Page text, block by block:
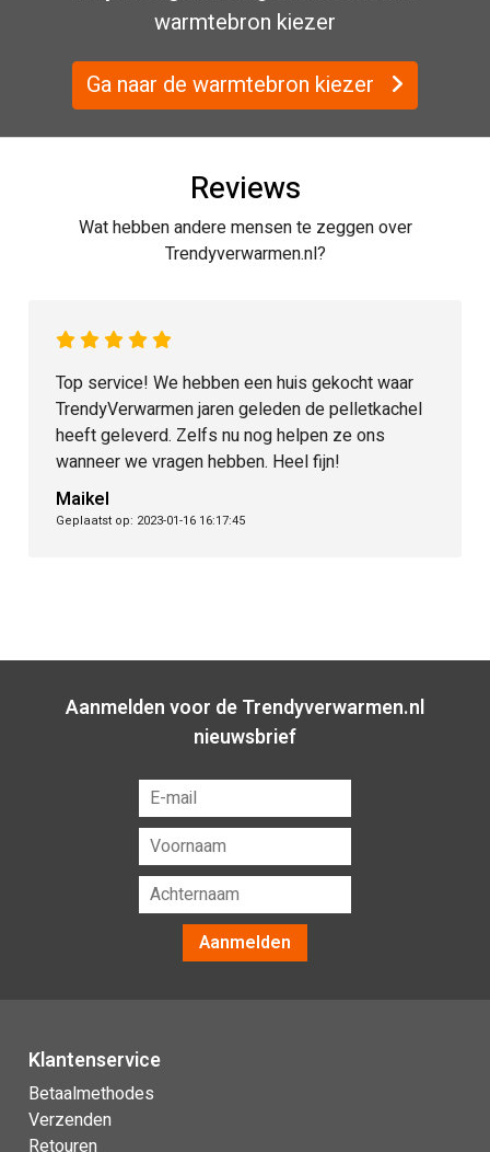
warmtebron kiezer
Ga naar de warmtebron kiezer
Reviews
Wat hebben andere mensen te zeggen over
Trendyverwarmen.nl?
Top service! We hebben een huis gekocht waar
TrendyVerwarmen jaren geleden de pelletkachel
heeft geleverd. Zelfs nu nog helpen ze ons
wanneer we vragen hebben. Heel fijn!
Maikel
Geplaatst op: 2023-01-16 16:17:45
Aanmelden voor de Trendyverwarmen.nl
nieuwsbrief
Aanmelden
Klantenservice
Betaalmethodes
Verzenden
Retouren